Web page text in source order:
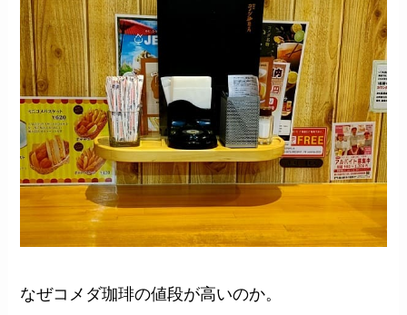
なぜコメダ珈琲の値段が高いのか。